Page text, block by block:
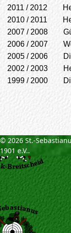
2011 / 2012
2010 / 2011
2007 / 2008
2006 / 2007
2005 / 2006
2002 / 2003
1999 / 2000
© 2026 St.-
1901 e.V..